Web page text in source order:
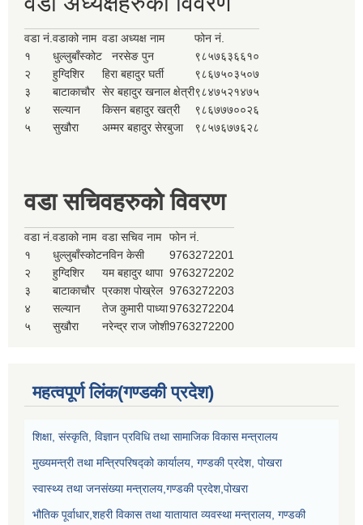
वडा नं.वडाको नाम वडा अध्यक्ष नाम
फोन नं.
१
धुल्लुबाँस्कोट नरसेङ पुन
९८५७६३६६१०
२
हुग्दिशिर हिरा बहादुर घर्ती
९८६७५०३५०७
३
बाटाकाचौर सेर बहादुर खनाल क्षेत्री९८४७५२१४७५
४
सल्यान किसन बहादुर खत्री
९८६७७७००२६
५
सुखौरा अम्मर बहादुर सेरबुजा ९८५७६७७६२८
वडा सचिवहरुको विवरण
वडा नं.वडाको नाम वडा सचिव नाम
फोन नं.
१
धुल्लुबाँस्कोटनविन केसी
9763272201
२
हुग्दिशिर यम बहादुर थापा 9763272202
३
बाटाकाचौर प्रकाश पोख्रेल 9763272203
४
सल्यान तेज कुमारी पाध्या9763272204
५
सुखौरा नरेन्द्र राज जोशी9763272200
महत्वपूर्ण लिंक(गण्डकी प्रदेश)
शिक्षा, संस्कृति, विज्ञान प्रविधि तथा सामाजिक विकास मन्त्रालय
मुख्यमन्त्री तथा मन्त्रिपरिषद्को कार्यालय, गण्डकी प्रदेश, पोखरा
स्वास्थ्य तथा जनसंख्या मन्त्रालय,गण्डकी प्रदेश,पोखरा
भौतिक पूर्वाधार,शहरी विकास तथा यातायात व्यवस्था मन्त्रालय, गण्डकी